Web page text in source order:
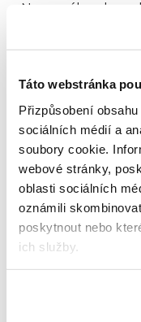
Táto webstránka
Přizpůsobení
sociálních médií a
soubory cookie.
webové stránky,
oblasti sociálních
oznámili
poskytnout nebo
ich služby.
- Napomáha
- Podporuje
- Podporuje chuť
Zesty Paws spája
vedou s
Bez GMO, farbív a
zmysel a majú
Zloženie:rastlinný
sladu 20 %,
cerevisiae), inulín